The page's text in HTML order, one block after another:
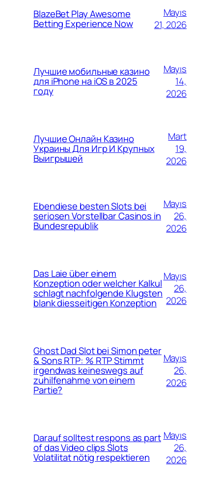
BlazeBet Play Awesome
Betting Experience Now
Mayıs
21, 2026
Лучшие мобильные казино
для iPhone на iOS в 2025
году
Mayıs
14,
2026
Лучшие Онлайн Казино
Украины Для Игр И Крупных
Выигрышей
Mart
19,
2026
Ebendiese besten Slots bei
seriosen Vorstellbar Casinos in
Bundesrepublik
Mayıs
26,
2026
Das Laie über einem
Konzeption oder welcher Kalkul
schlagt nachfolgende Klugsten
blank diesseitigen Konzeption
Mayıs
26,
2026
Ghost Dad Slot bei Simon peter
& Sons RTP: % RTP Stimmt
irgendwas keineswegs auf
zuhilfenahme von einem
Partie?
Mayıs
26,
2026
Darauf solltest respons as part
of das Video clips Slots
Volatilitat nötig respektieren
Mayıs
26,
2026